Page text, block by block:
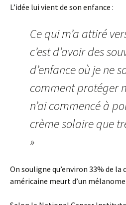
L’idée lui vient de son enfance :
Ce qui m’a attiré
c’est d’avoir des
d’enfance où je ne
comment protéger
n’ai commencé à
crème solaire que
»
On souligne qu’environ 33% de
américaine meurt d’un